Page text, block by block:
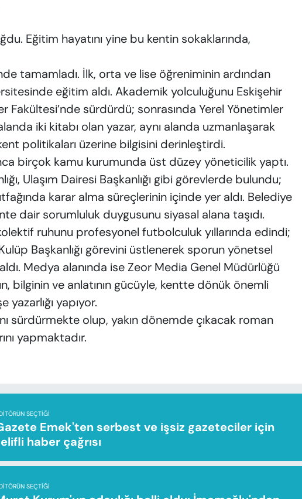
Eğitim hayatını yine bu kentin sokaklarında,
tamamladı. İlk, orta ve lise öğreniminin ardından
eğitim aldı. Akademik yolculuğunu Eskişehir
Fakültesi’nde sürdürdü; sonrasında Yerel Yönetimler
iki kitabı olan yazar, aynı alanda uzmanlaşarak
politikaları üzerine bilgisini derinleştirdi.
birçok kamu kurumunda üst düzey yöneticilik yaptı.
Ulaşım Dairesi Başkanlığı gibi görevlerde bulundu;
karar alma süreçlerinin içinde yer aldı. Belediye
dair sorumluluk duygusunu siyasal alana taşıdı.
ruhunu profesyonel futbolculuk yıllarında edindi;
Başkanlığı görevini üstlenerek sporun yönetsel
Medya alanında ise Zeor Media Genel Müdürlüğü
bilginin ve anlatının gücüyle, kentte dönük önemli
yazarlığı yapıyor.
sürdürmekte olup, yakın dönemde çıkacak roman
yapmaktadır.
SEÇTIĞI
Emek'ten serbest ve işsiz gazeteciler için
haber çağrısı
SEÇTIĞI